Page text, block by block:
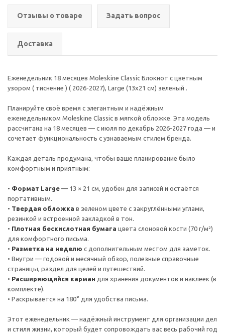
Отзывы о товаре Задать вопрос
Доставка
Еженедельник 18 месяцев Moleskine Classic Блокнот с цветным
узором ( тиснение ) ( 2026-2027), Large (13x21 см) зеленый .
Планируйте своё время с элегантным и надёжным
еженедельником Moleskine Classic в мягкой обложке. Эта модель
рассчитана на 18 месяцев — с июля по декабрь 2026-2027 года — и
сочетает функциональность с узнаваемым стилем бренда.
Каждая деталь продумана, чтобы ваше планирование было
комфортным и приятным:
• Формат Large — 13 × 21 см, удобен для записей и остаётся
портативным.
• Твердая обложка в зеленом цвете с закруглёнными углами,
резинкой и встроенной закладкой в тон.
• Плотная бескислотная бумага цвета слоновой кости (70 г/м²)
для комфортного письма.
• Разметка на неделю с дополнительным местом для заметок.
• Внутри — годовой и месячный обзор, полезные справочные
страницы, раздел для целей и путешествий.
• Расширяющийся карман для хранения документов и наклеек (в
комплекте).
• Раскрывается на 180° для удобства письма.
Этот еженедельник — надёжный инструмент для организации дел
и стиля жизни, который будет сопровождать вас весь рабочий год